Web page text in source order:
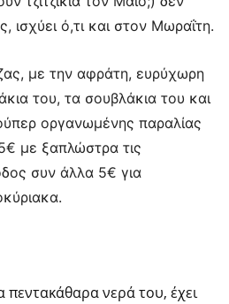
ισχύει ό,τι και στον Μωραΐτη.
με την αφράτη, ευρύχωρη
του, τα σουβλάκια του και
οργανωμένης παραλίας
με ξαπλώστρα τις
συν άλλα 5€ για
πεντακάθαρα νερά του, έχει